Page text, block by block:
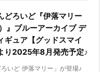
どろいど『伊落マリー
』ブルーアーカイブ デ
ギュア【グッドスマイ
り2025年8月発売予定♪
いど 伊落マリー」が登場♪